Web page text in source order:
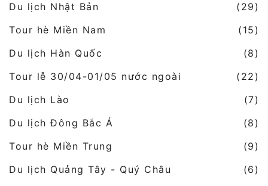
Du lịch Nhật Bản
(29)
Tour hè Miền Nam
(15)
Du lịch Hàn Quốc
(8)
Tour lễ 30/04-01/05 nước ngoài
(22)
Du lịch Lào
(7)
Du lịch Đông Bắc Á
(8)
Tour hè Miền Trung
(9)
Du lịch Quảng Tây - Quý Châu
(6)